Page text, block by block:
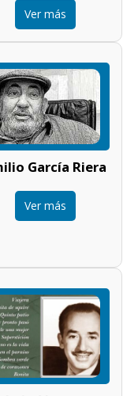
Ver más
García Riera
Ver más